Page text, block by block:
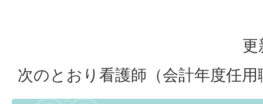
更
次のとおり看護師（会計年度任